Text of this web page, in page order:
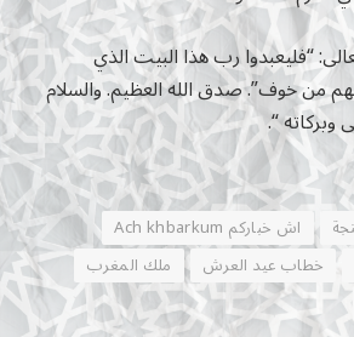
“فليعبدوا رب هذا البيت الذي
من خوف”. صدق الله العظيم. والسلام
وبركاته “.
اش خباركم Ach khbarkum
خطاب عيد العرش
ملك المغرب